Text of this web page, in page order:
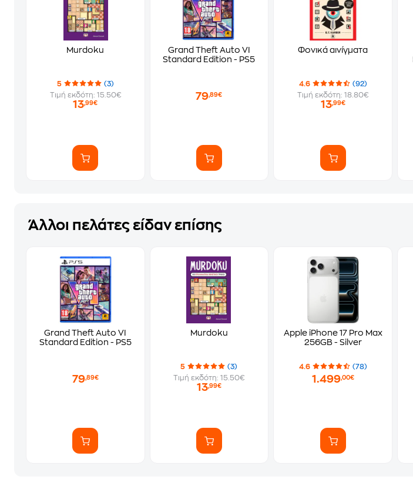
Murdoku
5
(3)
Τιμή εκδότη: 15.50€
13,99€
Grand Theft Auto VI
Standard Edition - PS5
79,89€
Φονικά αινίγματα
4.6
(92)
Τιμή εκδότη: 18.80€
13,99€
Άλλοι πελάτες είδαν επίσης
Grand Theft Auto VI
Standard Edition - PS5
79,89€
Murdoku
5
(3)
Τιμή εκδότη: 15.50€
13,99€
Apple iPhone 17 Pro Max
256GB - Silver
4.6 (78)
1.499,00€